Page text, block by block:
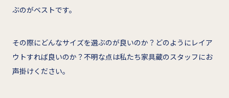
ぶのがベストです。
その際にどんなサイズを選ぶのが良いのか？どのようにレイア
ウトすれば良いのか？不明な点は私たち家具蔵のスタッフにお
声掛けください。